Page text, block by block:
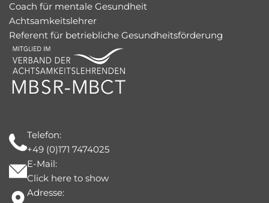
Coach für mentale Gesundheit
Achtsamkeitslehrer
Referent für betriebliche Gesundheitsförderung
Telefon:
+49 (0)171 7474025
E-Mail:
Click here to show
Adresse: